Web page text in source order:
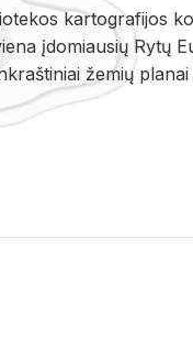
kar­to­gra­fi­jos
įdo­miau­sių Rytų
že­mių